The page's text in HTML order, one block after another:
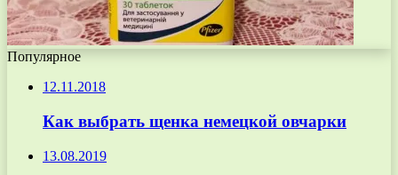
Популярное
12.11.2018
Как выбрать щенка немецкой овчарки
13.08.2019